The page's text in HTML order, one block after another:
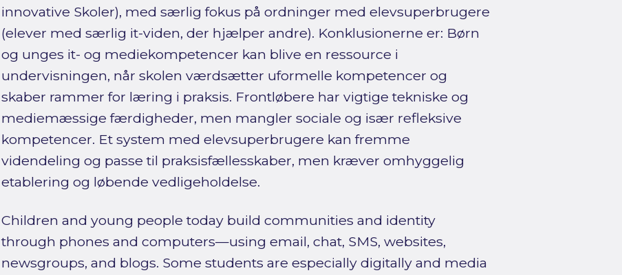
innovative Skoler), med særlig fokus på ordninger med elevsuperbrugere
(elever med særlig it-viden, der hjælper andre). Konklusionerne er: Børn
og unges it- og mediekompetencer kan blive en ressource i
undervisningen, når skolen værdsætter uformelle kompetencer og
skaber rammer for læring i praksis. Frontløbere har vigtige tekniske og
mediemæssige færdigheder, men mangler sociale og især refleksive
kompetencer. Et system med elevsuperbrugere kan fremme
videndeling og passe til praksisfællesskaber, men kræver omhyggelig
etablering og løbende vedligeholdelse.
Children and young people today build communities and identity
through phones and computers—using email, chat, SMS, websites,
newsgroups, and blogs. Some students are especially digitally and media